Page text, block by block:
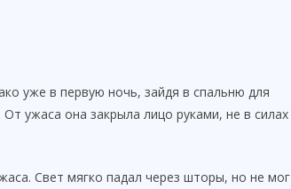
уже в первую ночь, зайдя в спальню для
ужаса она закрыла лицо руками, не в силах
Свет мягко падал через шторы, но не мог